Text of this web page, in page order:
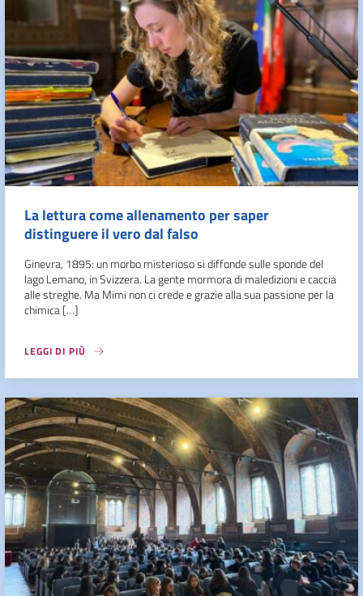
La lettura come allenamento per saper
distinguere il vero dal falso
Ginevra, 1895: un morbo misterioso si diffonde sulle sponde del
lago Lemano, in Svizzera. La gente mormora di maledizioni e caccia
alle streghe. Ma Mimi non ci crede e grazie alla sua passione per la
chimica […]
LEGGI DI PIÙ